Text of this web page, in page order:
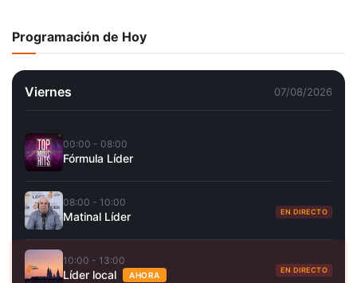
Programación de Hoy
Viernes 07/08/2026
00:00 - 08:00
Fórmula Líder
08:00 - 10:00
Matinal Líder EN DIRECTO
10:00 - 13:00
Líder local AHORA
EN DIRECTO